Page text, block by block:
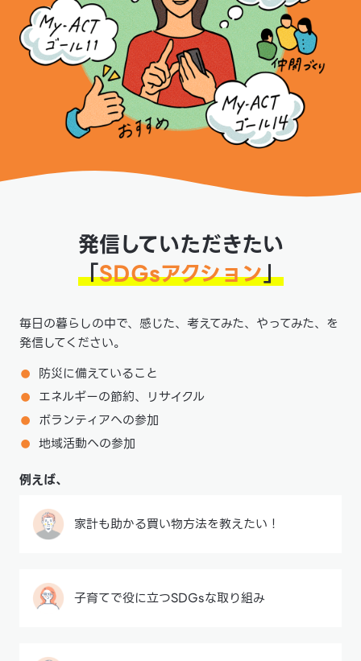
発信していただきたい
「SDGsアクション」
毎日の暮らしの中で、感じた、考えてみた、やってみた、を
発信してください。
防災に備えていること
エネルギーの節約、リサイクル
ボランティアへの参加
地域活動への参加
例えば、
家計も助かる買い物方法を教えたい！
子育てで役に立つSDGsな取り組み